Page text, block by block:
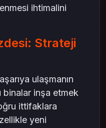
ihtimalini
Strateji
ulaşmanın
binalar inşa etmek
ittifaklara
yeni